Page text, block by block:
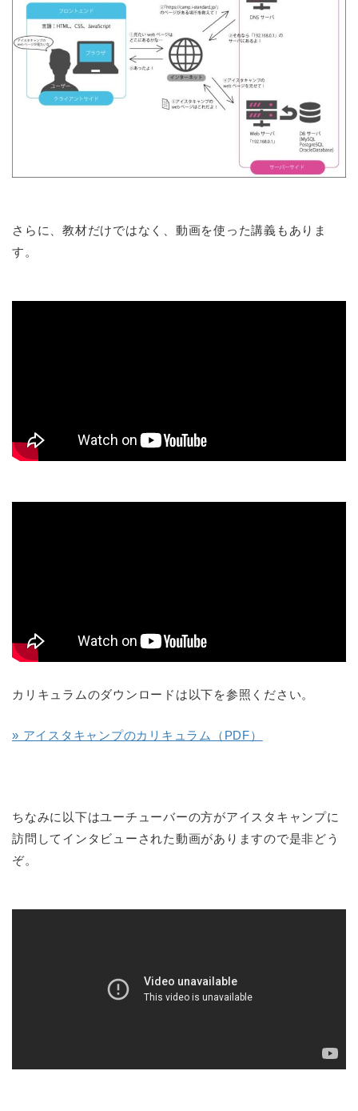
さらに、教材だけではなく、動画を使った講義もありま
す。
カリキュラムのダウンロードは以下を参照ください。
» アイスタキャンプのカリキュラム（PDF）
ちなみに以下はユーチューバーの方がアイスタキャンプに
訪問してインタビューされた動画がありますので是非どう
ぞ。